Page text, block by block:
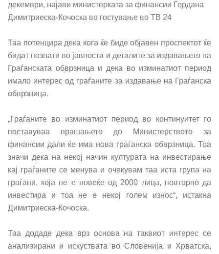
Јавни финансии
Економска политика и развој
Даноци и царини
Финансиски систем
Централна хармонизација на системот на
внатрешна финансиска контрола во јавниот
сектор
Стратешко планирање
Финансиска едукација
декември, најави министерката за финансии Гордана
Димитриеска-Кочоска во гостување во ТВ 24
Таа потенцира дека кога ќе биде објавен проспектот ќе
бидат познати во јавноста и деталите за издавањето на
Граѓанската обврзница и дека во изминатиот период
имало интерес од граѓаните за издавање на Граѓанска
обврзница.
„Граѓаните во изминатиот период во континуитет го
поставуваа прашањето до Министерството за
финансии дали ќе има нова граѓанска обврзница. Тоа
значи дека на некој начин културата на инвестирање
кај граѓаните се менува и очекувам таа иста група на
граѓани, која не е повеќе од 2000 лица, повторно да
инвестира и тоа не е некој голем износ“, истакна
Димитриеска-Кочоска.
Таа додаде дека врз основа на таквиот интерес се
анализирани и искуствата во Словенија и Хрватска,